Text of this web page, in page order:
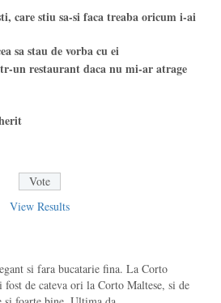
care stiu sa-si faca treaba oricum i-ai
sa stau de vorba cu ei
un restaurant daca nu mi-ar atrage
View Results
si fara bucatarie fina. La Corto
de cateva ori la Corto Maltese, si de